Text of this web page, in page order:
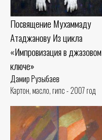
Посвящение Мухаммаду
Атаджанову Из цикла
«Импровизация в джазовом
ключе»
Дамир Рузыбаев
Картон, масло, гипс - 2007 год